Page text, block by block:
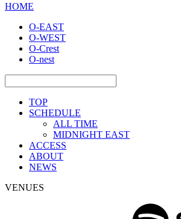
HOME
O-EAST
O-WEST
O-Crest
O-nest
TOP
SCHEDULE
ALL TIME
MIDNIGHT EAST
ACCESS
ABOUT
NEWS
VENUES